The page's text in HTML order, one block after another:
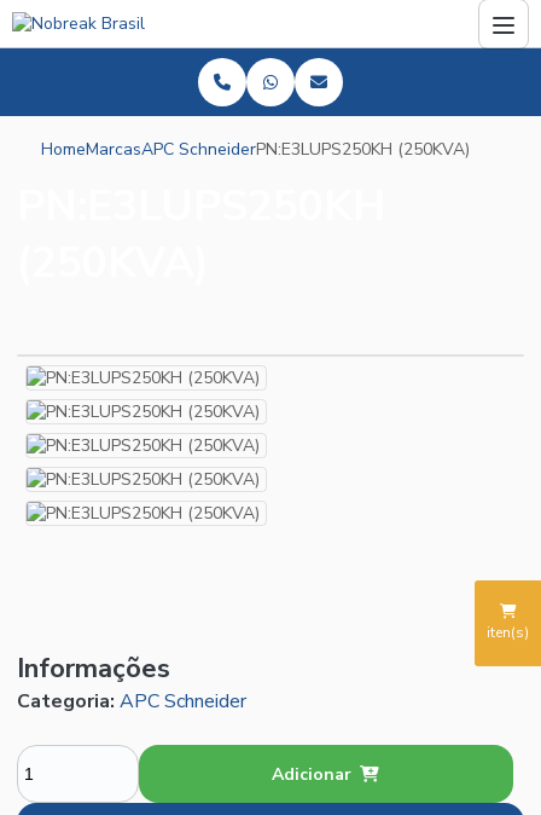
iten(s)
HomeMarcasAPC SchneiderPN:E3LUPS250KH (250KVA)
Informações
Categoria: APC Schneider
Adicionar